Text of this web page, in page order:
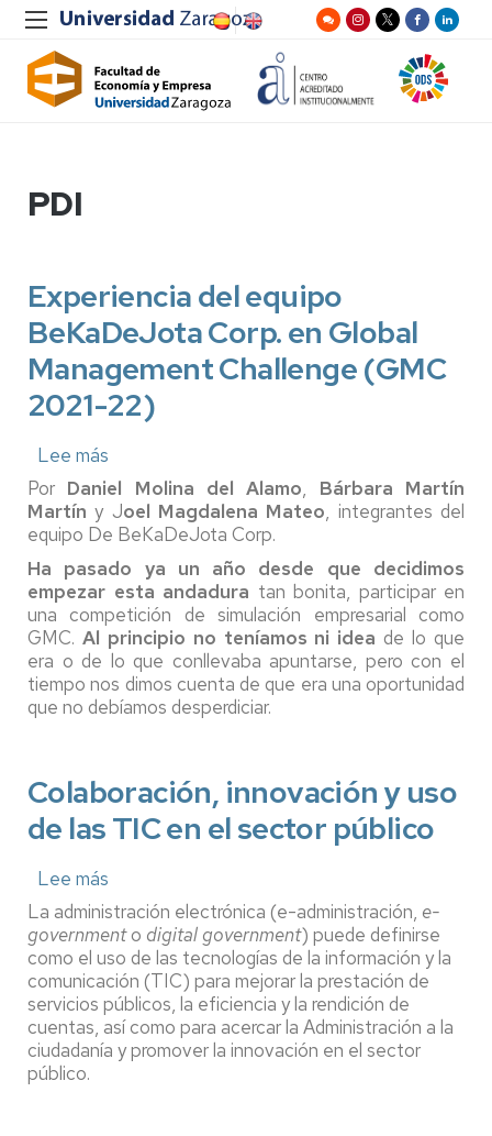
PDI
Experiencia del equipo
BeKaDeJota Corp. en Global
Management Challenge (GMC
2021-22)
Lee más
Experiencia
del
equipo
BeKaDeJota
Corp.
en
Global
Management
Challenge
(GMC
2021-
22)
Por Daniel Molina del Alamo, Bárbara Martín
Martín y Joel Magdalena Mateo, integrantes del
equipo De BeKaDeJota Corp.
Ha pasado ya un año desde que decidimos
empezar esta andadura tan bonita, participar en
una competición de simulación empresarial como
GMC. Al principio no teníamos ni idea de lo que
era o de lo que conllevaba apuntarse, pero con el
tiempo nos dimos cuenta de que era una oportunidad
que no debíamos desperdiciar.
Colaboración, innovación y uso
de las TIC en el sector público
Lee más
Colaboración,
innovación
y
uso
de
las
TIC
en
el
La administración electrónica (e-administración, e-
governmento digital government) puede definirse
como el uso de las tecnologías de la información y la
comunicación (TIC) para mejorar la prestación de
servicios públicos, la eficiencia y la rendición de
cuentas, así como para acercar la Administración a la
ciudadanía y promover la innovación en el sector
público.